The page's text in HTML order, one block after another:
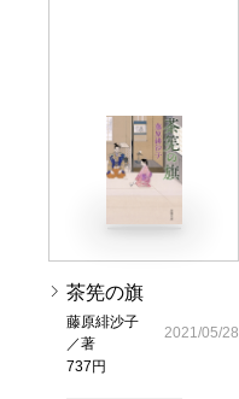
茶筅の旗
藤原緋沙子
／著
737円
2021/05/28